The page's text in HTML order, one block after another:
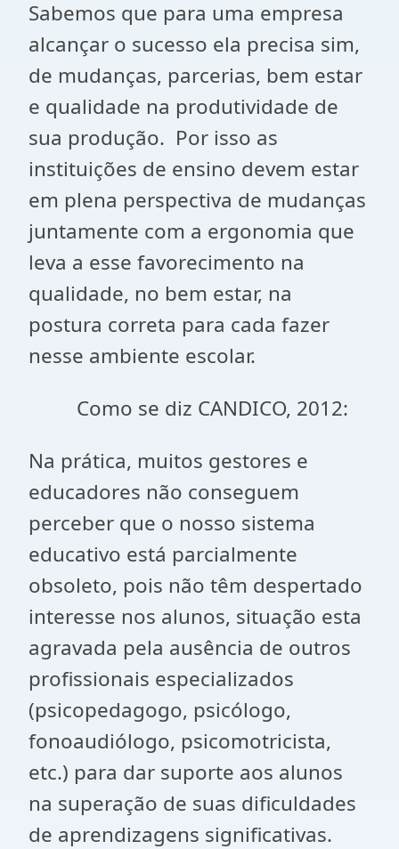
Sabemos que para uma empresa
alcançar o sucesso ela precisa sim,
de mudanças, parcerias, bem estar
e qualidade na produtividade de
sua produção. Por isso as
instituições de ensino devem estar
em plena perspectiva de mudanças
juntamente com a ergonomia que
leva a esse favorecimento na
qualidade, no bem estar, na
postura correta para cada fazer
nesse ambiente escolar.
Como se diz CANDICO, 2012:
Na prática, muitos gestores e
educadores não conseguem
perceber que o nosso sistema
educativo está parcialmente
obsoleto, pois não têm despertado
interesse nos alunos, situação esta
agravada pela ausência de outros
profissionais especializados
(psicopedagogo, psicólogo,
fonoaudiólogo, psicomotricista,
etc.) para dar suporte aos alunos
na superação de suas dificuldades
de aprendizagens significativas.